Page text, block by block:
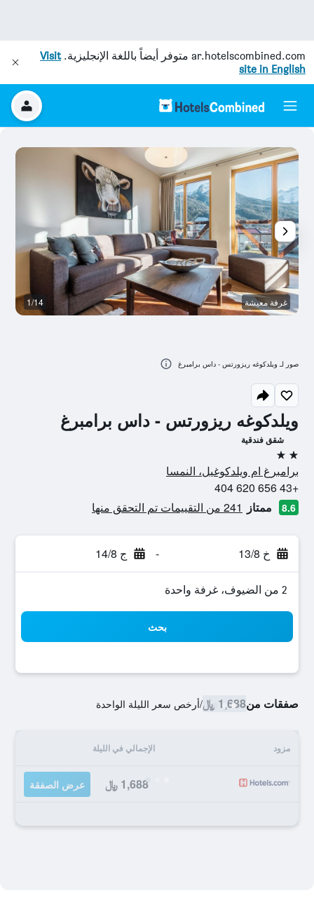
ar.hotelscombined.com متوفر أيضاً باللغة الإنجليزية.Visit
site in English
ويلدكوغه ريزورتس - داس برامبرغ
شقق فندقية
2 نجمتين
برامبرغ ام ويلدكوغيل، النمسا
+43 656 620 404
8.6 ممتاز 241 من التقييمات تم التحقق منها
خ 13/8 - ج 14/8
2 من الضيوف، غرفة واحدة
بحث
صفقات من1,688 ﷼ /أرخص سعر الليلة الواحدة
مزود الإجمالي في الليلة
1,688 ﷼ عرض الصفقة
غرفة معيشة 1/14
صور لـ ويلدكوغه ريزورتس - داس برامبرغ